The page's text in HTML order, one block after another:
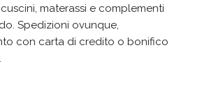
materassi e complementi
Spedizioni ovunque,
con carta di credito o bonifico